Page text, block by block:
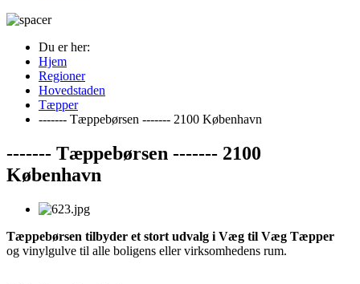
Du er her:
Hjem
Regioner
Hovedstaden
Tæpper
------- Tæppebørsen ------- 2100 København
------- Tæppebørsen ------- 2100
København
Tæppebørsen tilbyder et stort udvalg i Væg til Væg Tæpper
og vinylgulve til alle boligens eller virksomhedens rum.